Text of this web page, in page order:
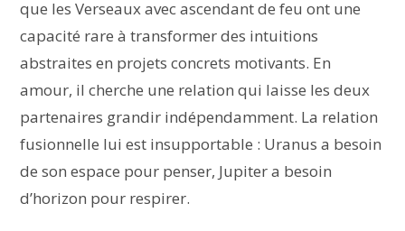
que les Verseaux avec ascendant de feu ont une
capacité rare à transformer des intuitions
abstraites en projets concrets motivants. En
amour, il cherche une relation qui laisse les deux
partenaires grandir indépendamment. La relation
fusionnelle lui est insupportable : Uranus a besoin
de son espace pour penser, Jupiter a besoin
d’horizon pour respirer.